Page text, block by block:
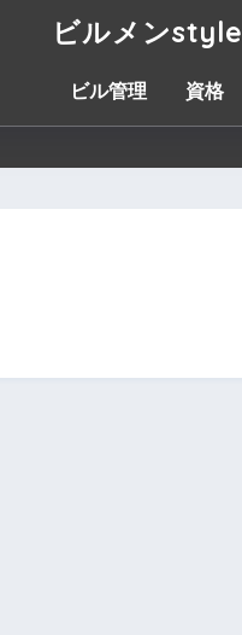
ビルメンstyle
ビル管理 資格